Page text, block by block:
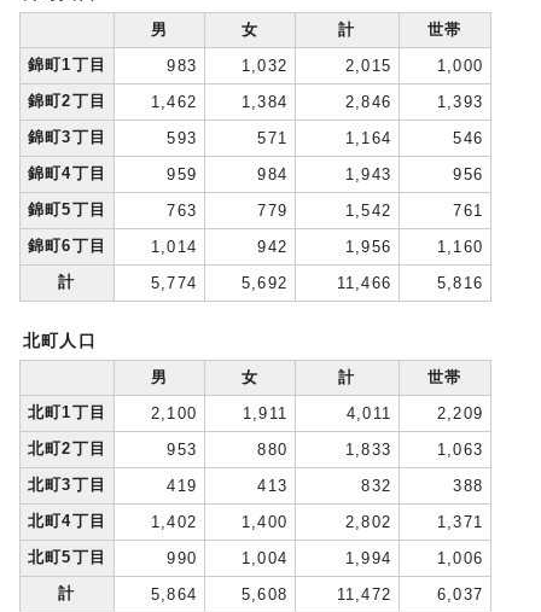
男 女 計
世帯
錦町1丁目
983 1,032 2,015
1,000
錦町2丁目
1,462 1,384 2,846
1,393
錦町3丁目
593 571 1,164
546
錦町4丁目
959 984 1,943
956
錦町5丁目
763 779 1,542
761
錦町6丁目
1,014 942 1,956
1,160
計
5,774 5,692 11,466 5,816
北町人口
男 女 計
世帯
北町1丁目
2,100 1,911 4,011
2,209
北町2丁目
953 880 1,833
1,063
北町3丁目
419 413 832
388
北町4丁目
1,402 1,400 2,802
1,371
北町5丁目
990 1,004 1,994
1,006
計
5,864 5,608 11,472 6,037